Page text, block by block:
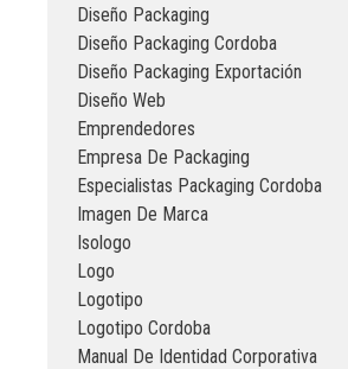
Diseño Packaging
Diseño Packaging Cordoba
Diseño Packaging Exportación
Diseño Web
Emprendedores
Empresa De Packaging
Especialistas Packaging Cordoba
Imagen De Marca
Isologo
Logo
Logotipo
Logotipo Cordoba
Manual De Identidad Corporativa